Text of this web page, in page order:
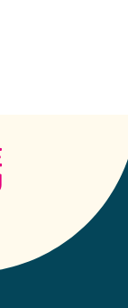
Terres
de
Montaigu